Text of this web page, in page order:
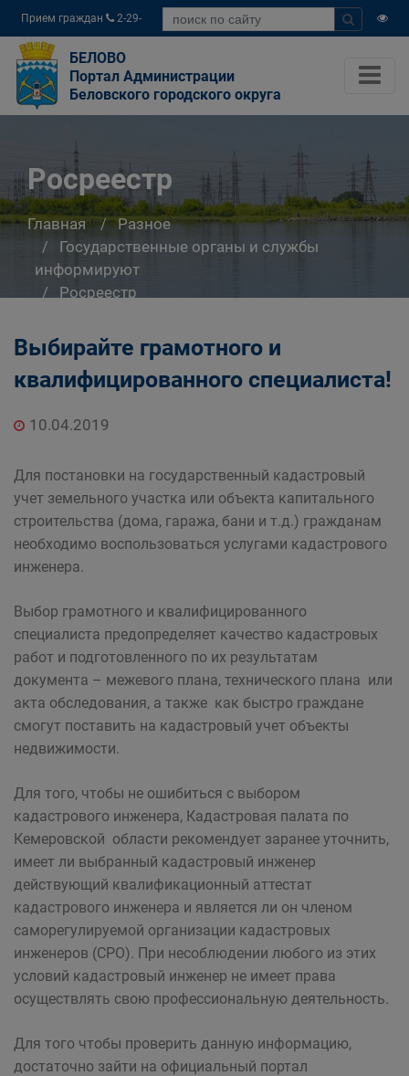
Прием граждан
2-29-
04
БЕЛОВО
Портал Администрации
Беловского городского округа
Росреестр
Главная
Разное
Государственные органы и службы
информируют
Росреестр
Выбирайте грамотного и
квалифицированного специалиста!
10.04.2019
Для постановки на государственный кадастровый
учет земельного участка или объекта капитального
строительства (дома, гаража, бани и т.д.) гражданам
необходимо воспользоваться услугами кадастрового
инженера.
Выбор грамотного и квалифицированного
специалиста предопределяет качество кадастровых
работ и подготовленного по их результатам
документа – межевого плана, технического плана или
акта обследования, а также как быстро граждане
смогут поставить на кадастровый учет объекты
недвижимости.
Для того, чтобы не ошибиться с выбором
кадастрового инженера, Кадастровая палата по
Кемеровской области рекомендует заранее уточнить,
имеет ли выбранный кадастровый инженер
действующий квалификационный аттестат
кадастрового инженера и является ли он членом
саморегулируемой организации кадастровых
инженеров (СРО). При несоблюдении любого из этих
условий кадастровый инженер не имеет права
осуществлять свою профессиональную деятельность.
Для того чтобы проверить данную информацию,
достаточно зайти на официальный портал